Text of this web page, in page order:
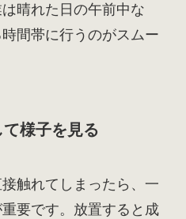
晴れた日の午前中な
間帯に行うのがスムー
様子を見る
触れてしまったら、一
要です。放置すると成